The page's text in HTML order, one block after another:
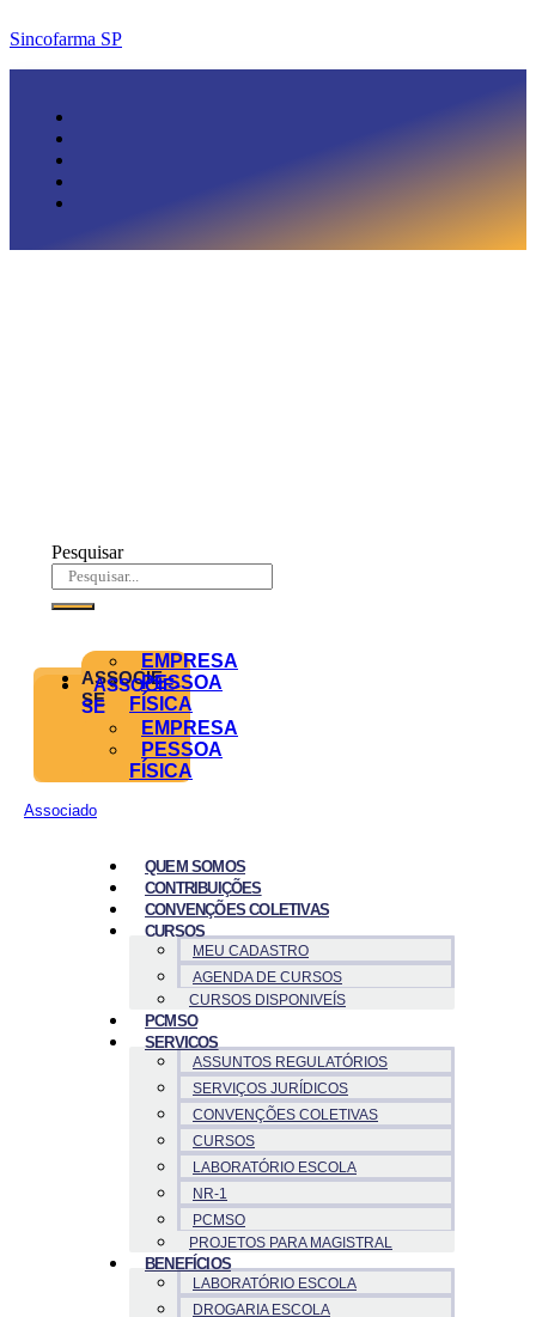
Sincofarma SP
Pesquisar
ASSOCIE-
SE
EMPRESA
PESSOA
FÍSICA
ASSOCIE-
SE
EMPRESA
PESSOA
FÍSICA
Associado
QUEM SOMOS
CONTRIBUIÇÕES
CONVENÇÕES COLETIVAS
CURSOS
MEU CADASTRO
AGENDA DE CURSOS
CURSOS DISPONIVEÍS
PCMSO
SERVICOS
ASSUNTOS REGULATÓRIOS
SERVIÇOS JURÍDICOS
CONVENÇÕES COLETIVAS
CURSOS
LABORATÓRIO ESCOLA
NR-1
PCMSO
PROJETOS PARA MAGISTRAL
BENEFÍCIOS
LABORATÓRIO ESCOLA
DROGARIA ESCOLA